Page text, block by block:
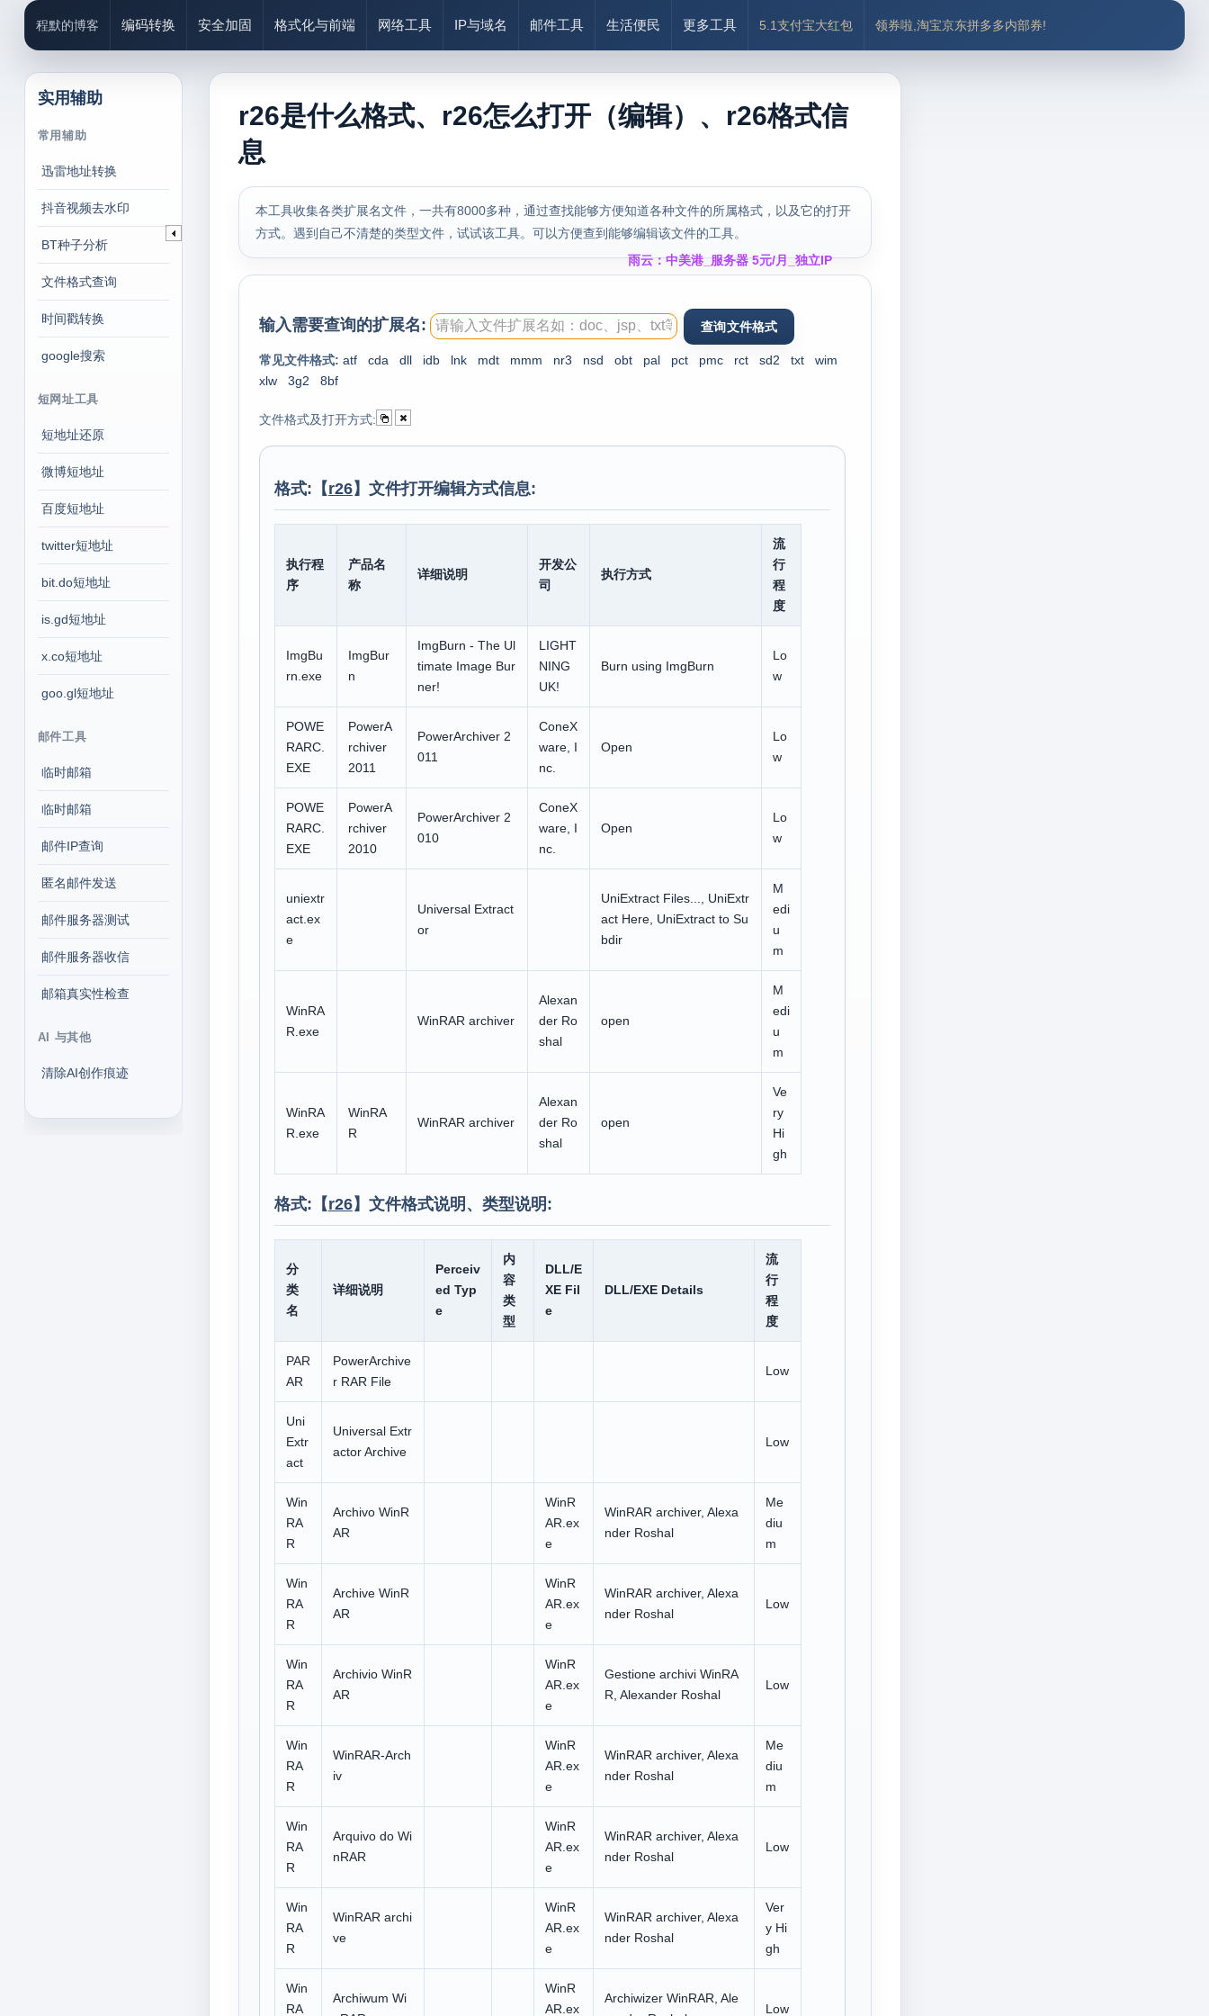
程默的博客 编码转换 安全加固 格式化与前端 网络工具 IP与域名 邮件工具 生活便民 更多工具 5.1支付宝大红包 领券啦,淘宝京东拼多多内部券!
实用辅助
常用辅助
迅雷地址转换
抖音视频去水印
BT种子分析
文件格式查询
时间戳转换
google搜索
短网址工具
短地址还原
微博短地址
百度短地址
twitter短地址
bit.do短地址
is.gd短地址
x.co短地址
goo.gl短地址
邮件工具
临时邮箱
临时邮箱
邮件IP查询
匿名邮件发送
邮件服务器测试
邮件服务器收信
邮箱真实性检查
AI 与其他
清除AI创作痕迹
r26是什么格式、r26怎么打开（编辑）、r26格式信
息
本工具收集各类扩展名文件，一共有8000多种，通过查找能够方便知道各种文件的所属格式，以及它的打开
方式。遇到自己不清楚的类型文件，试试该工具。可以方便查到能够编辑该文件的工具。
雨云：中美港_服务器 5元/月_独立IP
输入需要查询的扩展名:
常见文件格式: atf cda dll idb lnk mdt mmm nr3 nsd obt pal pct pmc rct sd2 txt
wim
xlw
3g2 8bf
文件格式及打开方式:
格式:【r26】文件打开编辑方式信息:
执行程
序
产品名
称
详细说明
开发公
司
执行方式
流
行
程
度
ImgBu
rn.exe
ImgBur
n
ImgBurn - The Ul
timate Image Bur
ner!
LIGHT
NING
UK!
Burn using ImgBurn
Lo
w
POWE
RARC.
EXE
PowerA
rchiver
2011
PowerArchiver 2
011
ConeX
ware, I
nc.
Open
Lo
w
POWE
RARC.
EXE
PowerA
rchiver
2010
PowerArchiver 2
010
ConeX
ware, I
nc.
Open
Lo
w
uniextr
act.ex
e
Universal Extract
or
UniExtract Files..., UniExtr
act Here, UniExtract to Su
bdir
M
edi
u
m
WinRA
R.exe
WinRAR archiver
Alexan
der Ro
shal
open
M
edi
u
m
WinRA
R.exe
WinRA
R
WinRAR archiver
Alexan
der Ro
shal
open
Ve
ry
Hi
gh
格式:【r26】文件格式说明、类型说明:
分
类
名
详细说明
Perceiv
ed Typ
e
内
容
类
型
DLL/E
XE Fil
e
DLL/EXE Details
流
行
程
度
PAR
AR
PowerArchive
r RAR File
Low
Uni
Extr
act
Universal Extr
actor Archive
Low
Win
RA
R
Archivo WinR
AR
WinR
AR.ex
e
WinRAR archiver, Alexa
nder Roshal
Me
diu
m
Win
RA
R
Archive WinR
AR
WinR
AR.ex
e
WinRAR archiver, Alexa
nder Roshal
Low
Win
RA
R
Archivio WinR
AR
WinR
AR.ex
e
Gestione archivi WinRA
R, Alexander Roshal
Low
Win
RA
R
WinRAR-Arch
iv
WinR
AR.ex
e
WinRAR archiver, Alexa
nder Roshal
Me
diu
m
Win
RA
R
Arquivo do Wi
nRAR
WinR
AR.ex
e
WinRAR archiver, Alexa
nder Roshal
Low
Win
RA
R
WinRAR archi
ve
WinR
AR.ex
e
WinRAR archiver, Alexa
nder Roshal
Ver
y Hi
gh
Win
RA
Archiwum Wi
WinR
AR.ex
Archiwizer WinRAR, Ale
Low